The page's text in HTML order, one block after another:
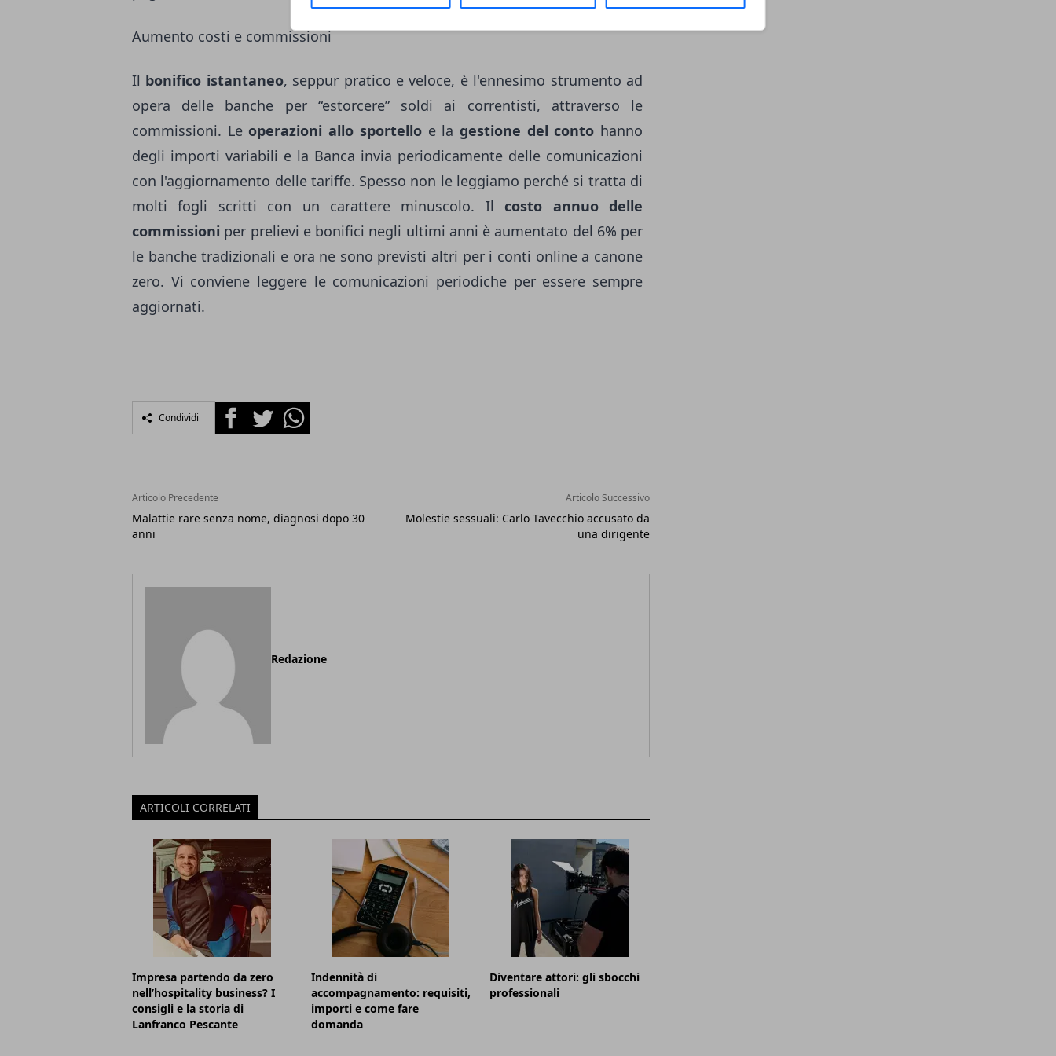
Aumento costi e commissioni
Il bonifico istantaneo, seppur pratico e veloce, è l'ennesimo strumento ad
opera delle banche per “estorcere” soldi ai correntisti, attraverso le
commissioni. Le operazioni allo sportelloe la gestione del conto hanno
degli importi variabili e la Banca invia periodicamente delle comunicazioni
con l'aggiornamento delle tariffe. Spesso non le leggiamo perché si tratta di
molti fogli scritti con un carattere minuscolo. Il costo annuo delle
commissioni per prelievi e bonifici negli ultimi anni è aumentato del 6% per
le banche tradizionali e ora ne sono previsti altri per i conti online a canone
zero. Vi conviene leggere le comunicazioni periodiche per essere sempre
aggiornati.
Condividi FacebookTwitterWhatsapp
Articolo Precedente
Malattie rare senza nome, diagnosi dopo 30
anni
Articolo Successivo
Molestie sessuali: Carlo Tavecchio accusato da
una dirigente
Redazione
ARTICOLI CORRELATI
Impresa partendo da zero
nell’hospitality business? I
consigli e la storia di
Lanfranco Pescante
Indennità di
accompagnamento: requisiti,
importi e come fare
domanda
Diventare attori: gli sbocchi
professionali